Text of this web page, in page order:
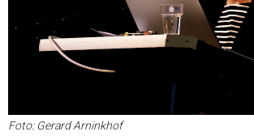
Foto: Gerard Arninkhof